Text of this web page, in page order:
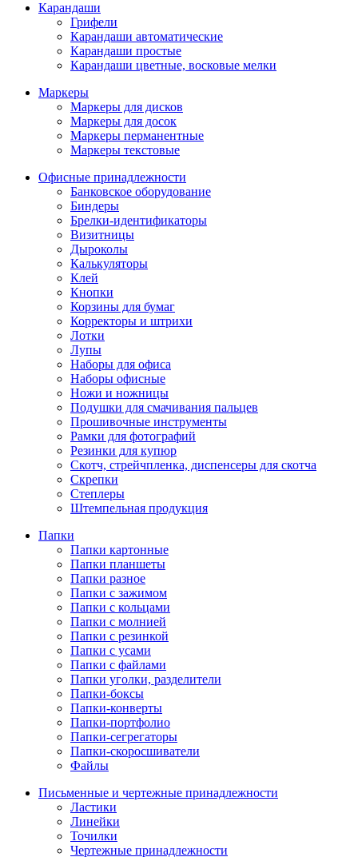
Карандаши
Грифели
Карандаши автоматические
Карандаши простые
Карандаши цветные, восковые мелки
Маркеры
Маркеры для дисков
Маркеры для досок
Маркеры перманентные
Маркеры текстовые
Офисные принадлежности
Банковское оборудование
Биндеры
Брелки-идентификаторы
Визитницы
Дыроколы
Калькуляторы
Клей
Кнопки
Корзины для бумаг
Корректоры и штрихи
Лотки
Лупы
Наборы для офиса
Наборы офисные
Ножи и ножницы
Подушки для смачивания пальцев
Прошивочные инструменты
Рамки для фотографий
Резинки для купюр
Скотч, стрейчпленка, диспенсеры для скотча
Скрепки
Степлеры
Штемпельная продукция
Папки
Папки картонные
Папки планшеты
Папки разное
Папки с зажимом
Папки с кольцами
Папки с молнией
Папки с резинкой
Папки с усами
Папки с файлами
Папки уголки, разделители
Папки-боксы
Папки-конверты
Папки-портфолио
Папки-сегрегаторы
Папки-скоросшиватели
Файлы
Письменные и чертежные принадлежности
Ластики
Линейки
Точилки
Чертежные принадлежности